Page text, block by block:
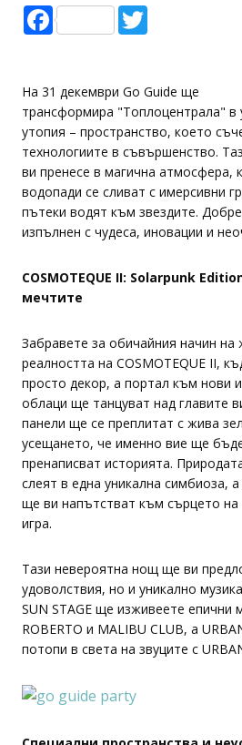
Facebook
На 31 декември Go Guide ще
трансформира "Топлоцентрала" в
утопия – пространство, което
технологиите в съвършенство.
ви пренесе в магична атмосфера,
водопади се сливат с имерсивни
пътеки водят към звездите.
изпълнен с чудеса, иновации и
COSMOTEQUE II: Solarpunk
мечтите
Забравете за обичайния начин
реалността на COSMOTEQUE II,
просто декор, а портал към нови
облаци ще танцуват над главите
панели ще се преплитат с жива
усещането, че именно вие ще
пренаписват историята.
слеят в една уникална симбиоза,
ще ви напътстват към сърцето на
игра.
Тази невероятна нощ ще ви
удоволствия, но и уникално
SUN STAGE ще изживеете епични
ROBERTO и MALIBU CLUB, а
потопи в света на звуците с